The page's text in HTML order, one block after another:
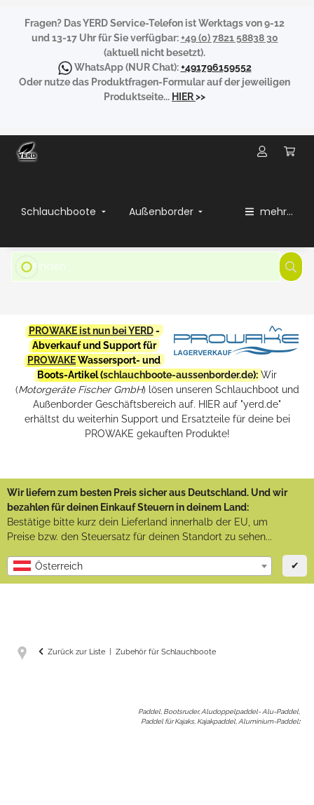
Fragen? Das YERD Service-Telefon ist Werktags von 9-12
und 13-17 Uhr für Sie verfügbar:+49 (0) 7821 58838 30
(aktuell nicht besetzt).
WhatsApp(NUR Chat):+491796159552
Oder nutze das Produktfragen-Formular auf der jeweiligen
Produktseite... HIER>>
Schlauchboote Außenborder mehr...
PROWAKE ist nun bei YERD-
Abverkauf und Support für
PROWAKEWassersport- und
Boots-Artikel (schlauchboote-aussenborder.de): Wir
(Motorgeräte Fischer GmbH) lösen unseren Schlauchboot und
Außenborder Geschäftsbereich auf. HIER auf "yerd.de"
erhältst du weiterhin Support und Ersatzteile für deine bei
PROWAKE gekauften Produkte!
Wir liefern zum besten Preis sicher aus Deutschland. Und wir
bezahlen für deinen Einkauf Steuern in deinem Land:
Bestätige bitte kurz dein Lieferland innerhalb der EU, um
Preise bzw. den Steuersatz für deinen Standort zu sehen...
Österreich ✔
Zurück zur Liste Zubehör für Schlauchboote
Paddel, Bootsruder, Aludoppelpaddel- Alu-Paddel,
Paddel für Kajaks, Kajakpaddel, Aluminium-Paddel: